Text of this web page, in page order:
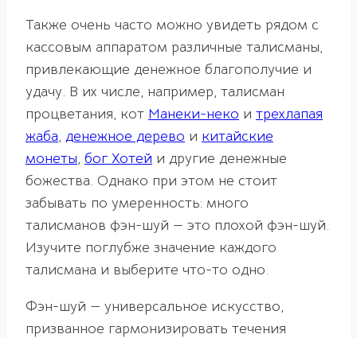
Также очень часто можно увидеть рядом с
кассовым аппаратом различные талисманы,
привлекающие денежное благополучие и
удачу. В их числе, например, талисман
процветания, кот Манеки-неко и трехлапая
жаба, денежное дерево и китайские
монеты, бог Хотей и другие денежные
божества. Однако при этом не стоит
забывать по умеренность: много
талисманов фэн-шуй — это плохой фэн-шуй.
Изучите поглубже значение каждого
талисмана и выберите что-то одно.
Фэн-шуй — универсальное искусство,
призванное гармонизировать течения